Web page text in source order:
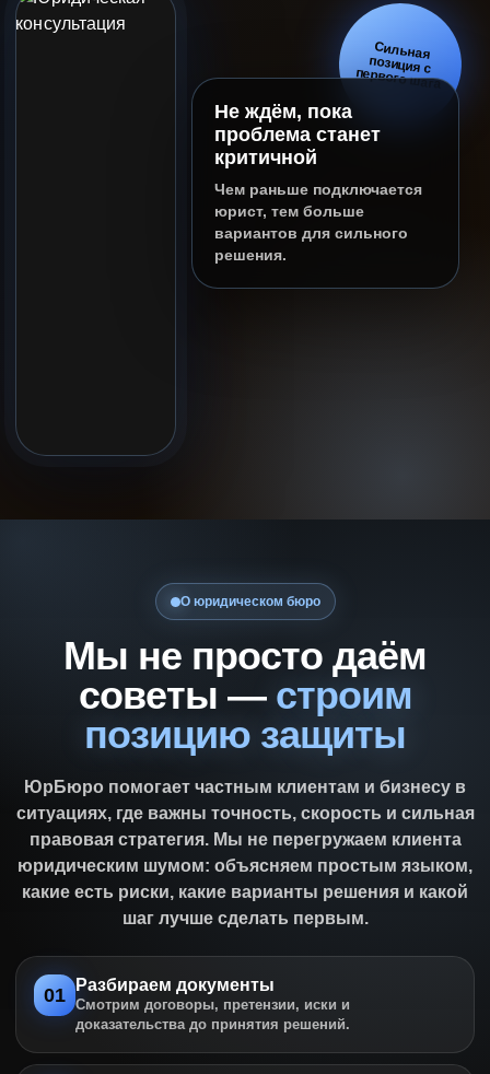
Сильная
позиция с
первого шага
Не ждём, пока
проблема станет
критичной
Чем раньше подключается
юрист, тем больше
вариантов для сильного
решения.
О юридическом бюро
Мы не просто даём
советы — строим
позицию защиты
ЮрБюро помогает частным клиентам и бизнесу в
ситуациях, где важны точность, скорость и сильная
правовая стратегия. Мы не перегружаем клиента
юридическим шумом: объясняем простым языком,
какие есть риски, какие варианты решения и какой
шаг лучше сделать первым.
01 Разбираем документы
Смотрим договоры, претензии, иски и
доказательства до принятия решений.